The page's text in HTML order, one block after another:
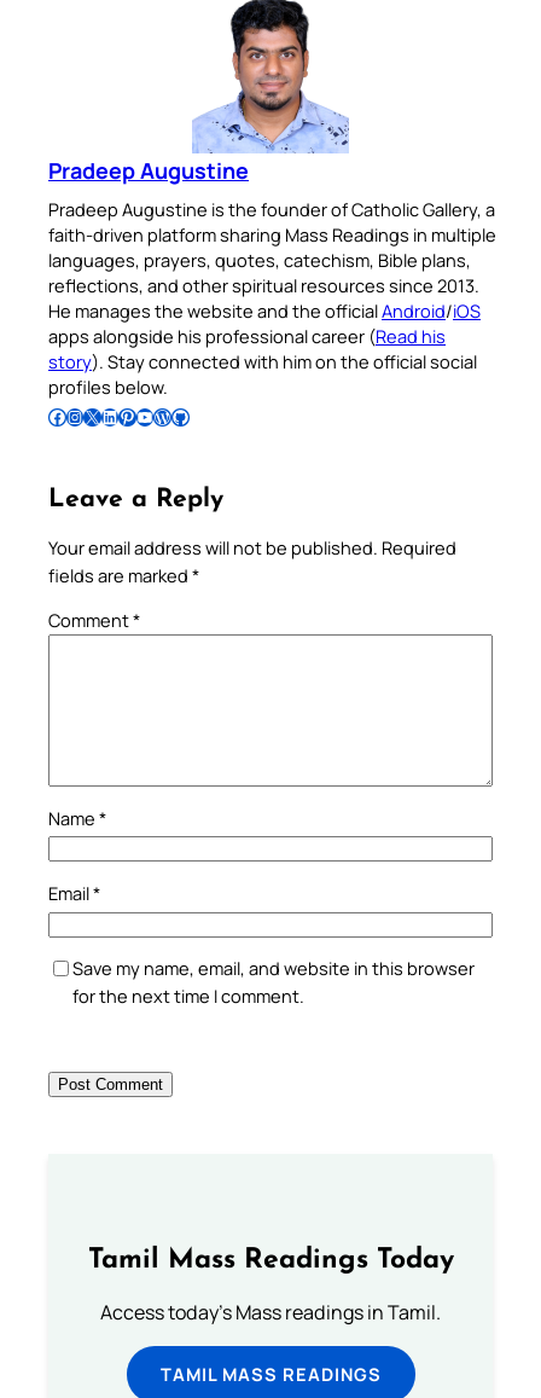
Pradeep Augustine
Pradeep Augustine is the founder of Catholic Gallery, a
faith-driven platform sharing Mass Readings in multiple
languages, prayers, quotes, catechism, Bible plans,
reflections, and other spiritual resources since 2013.
He manages the website and the officialAndroid/iOS
apps alongside his professional career (Read his
story). Stay connected with him on the official social
profiles below.
Follow Pradeep on Facebook Follow Pradeep on InstagramFollow Pradeep on X Follow Pradeep on LinkedIn Follow Pradeep on Pinterest Subscribe to Pradeep’s Youtube Channel Follow Pradeep on WordPress Follow Pradeep on GitHub
Leave a Reply
Your email address will not be published. Required
fields are marked *
Comment*
Name *
Email*
Save my name, email, and website in this browser
for the next time I comment.
Tamil Mass Readings Today
Access today's Mass readings in Tamil.
TAMIL MASS READINGS